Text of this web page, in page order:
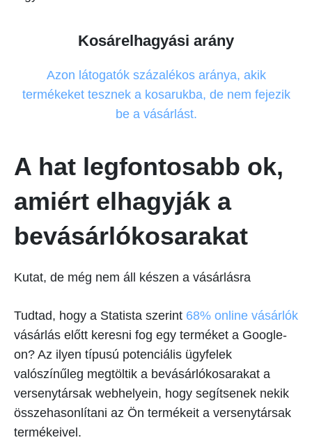
Kosárelhagyási arány
Azon látogatók százalékos aránya, akik
termékeket tesznek a kosarukba, de nem fejezik
be a vásárlást.
A hat legfontosabb ok,
amiért elhagyják a
bevásárlókosarakat
Kutat, de még nem áll készen a vásárlásra
Tudtad, hogy a Statista szerint 68% online vásárlók
vásárlás előtt keresni fog egy terméket a Google-
on? Az ilyen típusú potenciális ügyfelek
valószínűleg megtöltik a bevásárlókosarakat a
versenytársak webhelyein, hogy segítsenek nekik
összehasonlítani az Ön termékeit a versenytársak
termékeivel.